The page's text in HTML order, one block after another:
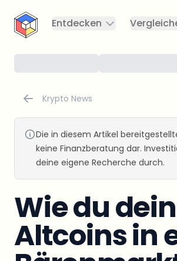
CryptoTicker
Entdecken
Krypto News
Die in diesem Artikel
keine Finanzberatung dar.
deine eigene Recherche durch.
Wie du
Altcoins in